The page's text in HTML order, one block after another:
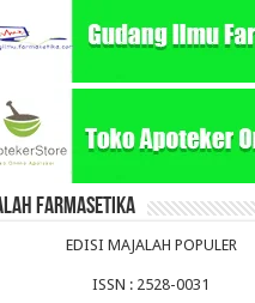
Farmasetika
EDISI MAJALAH POPULER
ISSN : 2528-0031